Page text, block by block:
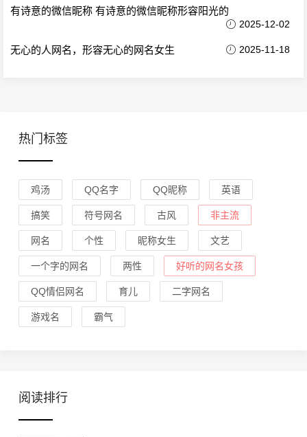
有诗意的微信昵称 有诗意的微信昵称形容阳光的
2025-12-02
无心的人网名，形容无心的网名女生 2025-11-18
热门标签
鸡汤 QQ名字 QQ昵称 英语
搞笑 符号网名 古风 非主流
网名 个性 昵称女生 文艺
一个字的网名 两性 好听的网名女孩
QQ情侣网名 育儿 二字网名
游戏名 霸气
阅读排行